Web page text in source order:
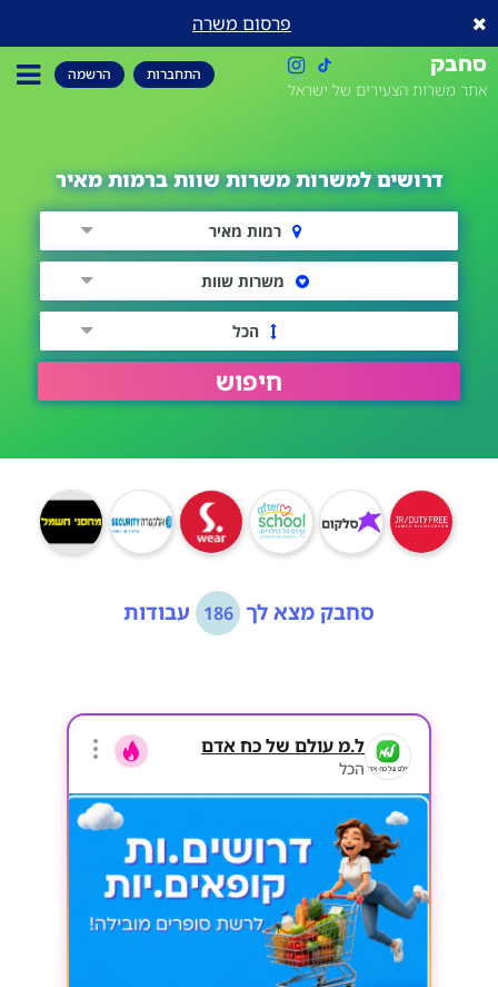
פרסום משרה
סחבק
אתר משרות הצעירים של ישראל
התחברות הרשמה
דרושים למשרות משרות שוות ברמות מאיר
רמות מאיר
משרות שוות
הכל
חיפוש
סחבק מצא לך 186 עבודות
ל.מ עולם של כח אדם
הכל